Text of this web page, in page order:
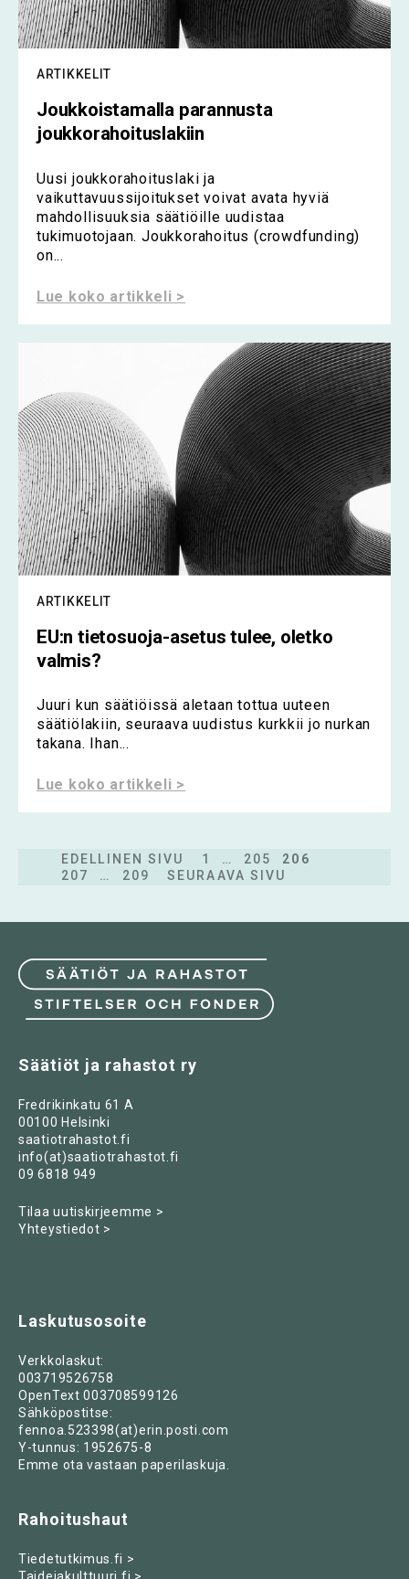
ARTIKKELIT
Joukkoistamalla parannusta
joukkorahoituslakiin
Uusi joukkorahoituslaki ja
vaikuttavuussijoitukset voivat avata hyviä
mahdollisuuksia säätiöille uudistaa
tukimuotojaan. Joukkorahoitus (crowdfunding)
on...
Lue koko artikkeli >
ARTIKKELIT
EU:n tietosuoja-asetus tulee, oletko
valmis?
Juuri kun säätiöissä aletaan tottua uuteen
säätiölakiin, seuraava uudistus kurkkii jo nurkan
takana. Ihan...
Lue koko artikkeli >
EDELLINEN SIVU 1 … 205
206
207
… 209 SEURAAVA SIVU
Säätiöt ja rahastot ry
Fredrikinkatu 61 A
00100 Helsinki
saatiotrahastot.fi
info(at)saatiotrahastot.fi
09 6818 949
Tilaa uutiskirjeemme >
Yhteystiedot >
Laskutusosoite
Verkkolaskut:
003719526758
OpenText 003708599126
Sähköpostitse:
fennoa.523398(at)erin.posti.com
Y-tunnus: 1952675-8
Emme ota vastaan paperilaskuja.
Rahoitushaut
Tiedetutkimus.fi >